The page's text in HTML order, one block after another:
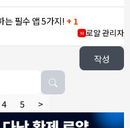
는 필수 앱 5가지! + 1
M 로얄 관리자
작성
4 5 >